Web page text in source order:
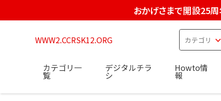
おかげさまで開設25
WWW2.CCRSK12.ORG
カテゴリ一
覧
デジタルチラ
シ
Howto情
報